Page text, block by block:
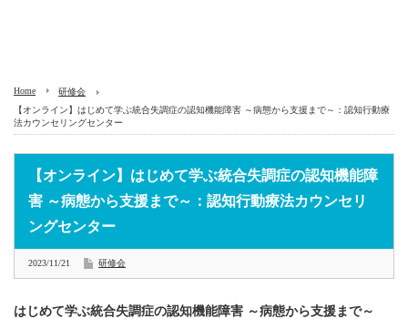
Home
研修会
【オンライン】はじめて学ぶ統合失調症の認知機能障害 ～病態から支援まで～：認知行動療
法カウンセリングセンター
【オンライン】はじめて学ぶ統合失調症の認知機能障
害 ～病態から支援まで～：認知行動療法カウンセリ
ングセンター
2023/11/21 研修会
はじめて学ぶ統合失調症の認知機能障害 ～病態から支援まで～